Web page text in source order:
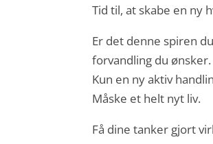
Tid til, at skabe en ny
Er det denne spiren
forvandling du ønsker.
Kun en ny aktiv
Måske et helt nyt liv.
Få dine tanker gjort